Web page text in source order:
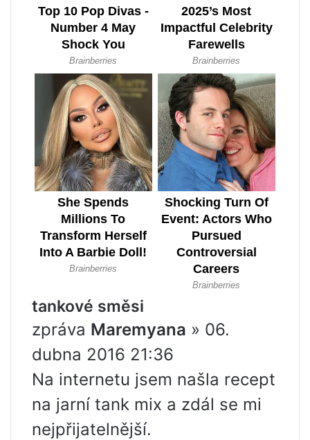
tankové směsi
zpráva Maremyana » 06.
dubna 2016 21:36
Na internetu jsem našla recept
na jarní tank mix a zdál se mi
nejpřijatelnější.